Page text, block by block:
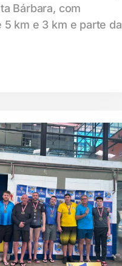
Bárbara, com
km e 3 km e parte da